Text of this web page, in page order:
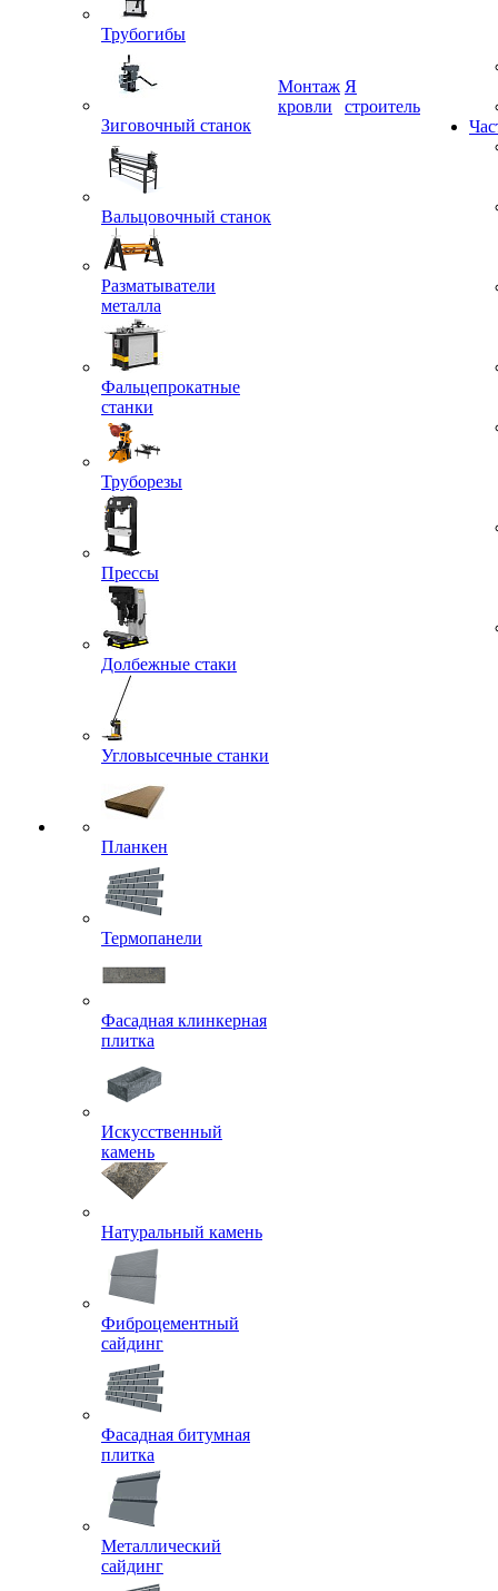
Трубогибы
Зиговочный станок
Вальцовочный станок
Разматыватели
металла
Фальцепрокатные
станки
Труборезы
Прессы
Долбежные стаки
Угловысечные станки
Планкен
Термопанели
Фасадная клинкерная
плитка
Искусственный
камень
Натуральный камень
Фиброцементный
сайдинг
Фасадная битумная
плитка
Металлический
сайдинг
Монтаж
Я